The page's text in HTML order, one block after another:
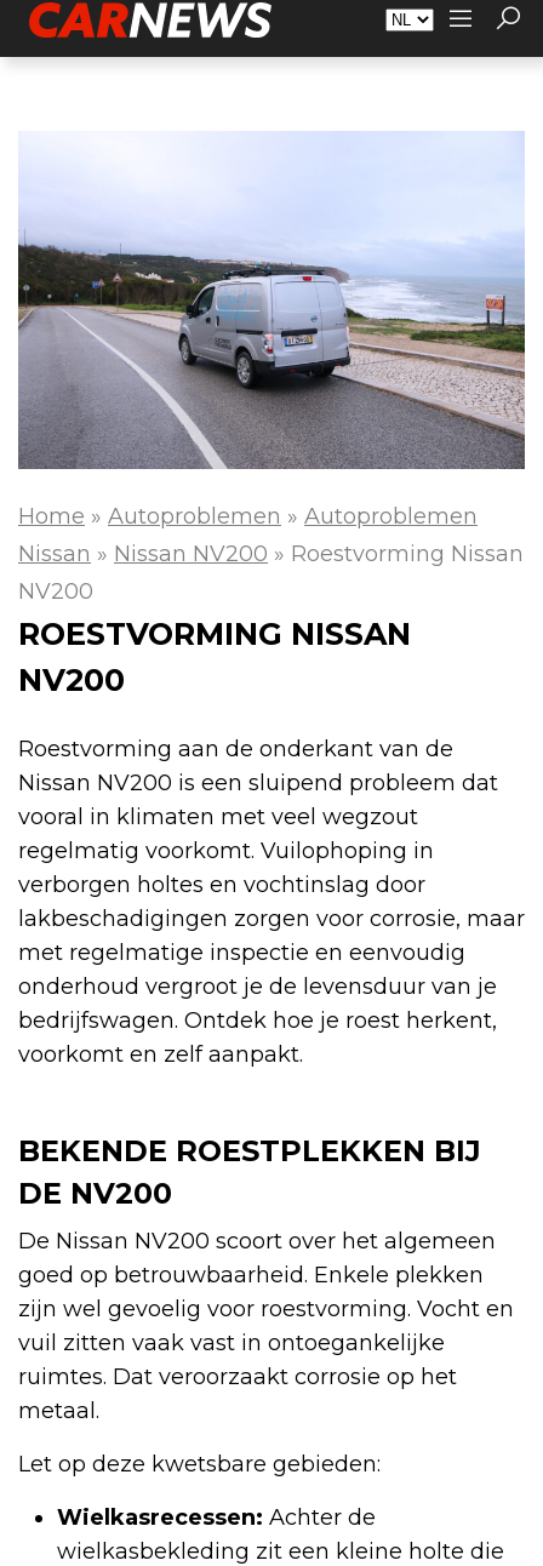
Adverteren Over Carnews.nl Contact
Home » Autoproblemen » Autoproblemen
Nissan » Nissan NV200 » Roestvorming Nissan
NV200
ROESTVORMING NISSAN
NV200
Roestvorming aan de onderkant van de
Nissan NV200 is een sluipend probleem dat
vooral in klimaten met veel wegzout
regelmatig voorkomt. Vuilophoping in
verborgen holtes en vochtinslag door
lakbeschadigingen zorgen voor corrosie, maar
met regelmatige inspectie en eenvoudig
onderhoud vergroot je de levensduur van je
bedrijfswagen. Ontdek hoe je roest herkent,
voorkomt en zelf aanpakt.
BEKENDE ROESTPLEKKEN BIJ
DE NV200
De Nissan NV200 scoort over het algemeen
goed op betrouwbaarheid. Enkele plekken
zijn wel gevoelig voor roestvorming. Vocht en
vuil zitten vaak vast in ontoegankelijke
ruimtes. Dat veroorzaakt corrosie op het
metaal.
Let op deze kwetsbare gebieden:
Wielkasrecessen: Achter de
wielkasbekleding zit een kleine holte die